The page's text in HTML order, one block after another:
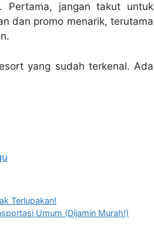
Pertama, jangan takut untuk
dan promo menarik, terutama
yang sudah terkenal. Ada
Terlupakan!
Umum (Dijamin Murah!)